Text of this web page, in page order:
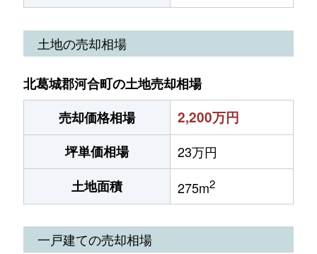
土地の売却相場
北葛城郡河合町の土地売却相場
売却価格相場
2,200万円
坪単価相場
23万円
土地面積
275m2
一戸建ての売却相場